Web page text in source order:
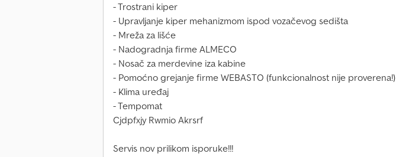
- Trostrani kiper
- Upravljanje kiper mehanizmom ispod vozačevog sedišta
- Mreža za lišće
- Nadogradnja firme ALMECO
- Nosač za merdevine iza kabine
- Pomoćno grejanje firme WEBASTO (funkcionalnost nije proverena!)
- Klima uređaj
- Tempomat
Cjdpfxjy Rwmio Akrsrf
Servis nov prilikom isporuke!!!